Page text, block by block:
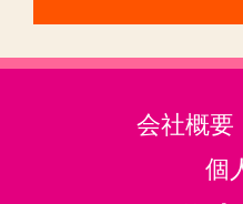
会社概要
個